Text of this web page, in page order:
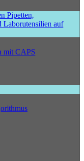
mit CAPS